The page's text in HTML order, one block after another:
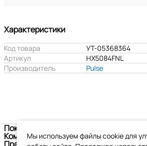
Характеристики
Код товара
УТ-05368364
Артикул
HX5084FNL
Производитель
Pulse
Покупателям
КомпанияМы используем файлы cookie для